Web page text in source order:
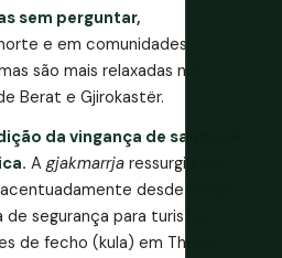
sem perguntar,
e em comunidades
são mais relaxadas nos
Berat e Gjirokastër.
da vingança de sangue é
A gjakmarrja ressurgiu nos
desde então.
segurança para turistas,
de fecho (kula) em Theth.